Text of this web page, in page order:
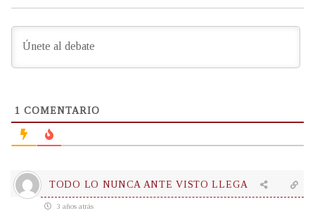
1 COMENTARIO
TODO LO NUNCA ANTE VISTO LLEGA
3 años atrás